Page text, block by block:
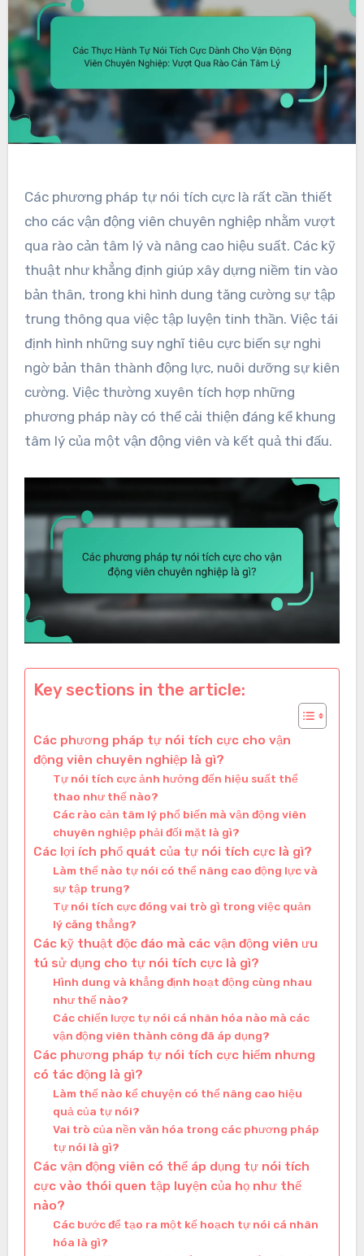
Các phương pháp tự nói tích cực là rất cần thiết
cho các vận động viên chuyên nghiệp nhằm vượt
qua rào cản tâm lý và nâng cao hiệu suất. Các kỹ
thuật như khẳng định giúp xây dựng niềm tin vào
bản thân, trong khi hình dung tăng cường sự tập
trung thông qua việc tập luyện tinh thần. Việc tái
định hình những suy nghĩ tiêu cực biến sự nghi
ngờ bản thân thành động lực, nuôi dưỡng sự kiên
cường. Việc thường xuyên tích hợp những
phương pháp này có thể cải thiện đáng kể khung
tâm lý của một vận động viên và kết quả thi đấu.
Key sections in the article:
Các phương pháp tự nói tích cực cho vận
động viên chuyên nghiệp là gì?
Tự nói tích cực ảnh hưởng đến hiệu suất thể
thao như thế nào?
Các rào cản tâm lý phổ biến mà vận động viên
chuyên nghiệp phải đối mặt là gì?
Các lợi ích phổ quát của tự nói tích cực là gì?
Làm thế nào tự nói có thể nâng cao động lực và
sự tập trung?
Tự nói tích cực đóng vai trò gì trong việc quản
lý căng thẳng?
Các kỹ thuật độc đáo mà các vận động viên ưu
tú sử dụng cho tự nói tích cực là gì?
Hình dung và khẳng định hoạt động cùng nhau
như thế nào?
Các chiến lược tự nói cá nhân hóa nào mà các
vận động viên thành công đã áp dụng?
Các phương pháp tự nói tích cực hiếm nhưng
có tác động là gì?
Làm thế nào kể chuyện có thể nâng cao hiệu
quả của tự nói?
Vai trò của nền văn hóa trong các phương pháp
tự nói là gì?
Các vận động viên có thể áp dụng tự nói tích
cực vào thói quen tập luyện của họ như thế
nào?
Các bước để tạo ra một kế hoạch tự nói cá nhân
hóa là gì?